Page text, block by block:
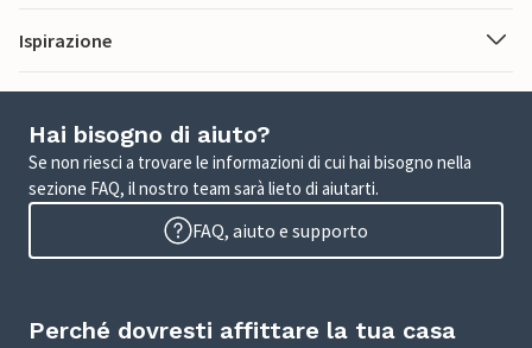
Ispirazione
Hai bisogno di aiuto?
Se non riesci a trovare le informazioni di cui hai bisogno nella
sezione FAQ, il nostro team sarà lieto di aiutarti.
FAQ, aiuto e supporto
Perché dovresti affittare la tua casa